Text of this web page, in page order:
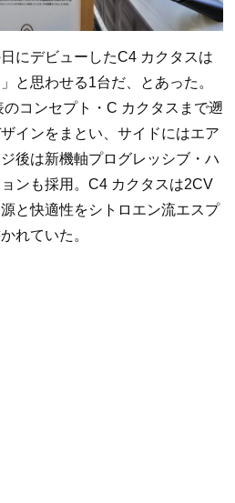
にデビューしたC4 カクタスは
と思わせる1台だ、とあった。
コンセプト・C カクタスまで遡
インをまとい、サイドにはエア
後は新機軸プログレッシブ・ハ
ンも採用。C4 カクタスは2CV
と快適性をシトロエン流エスプ
れていた。